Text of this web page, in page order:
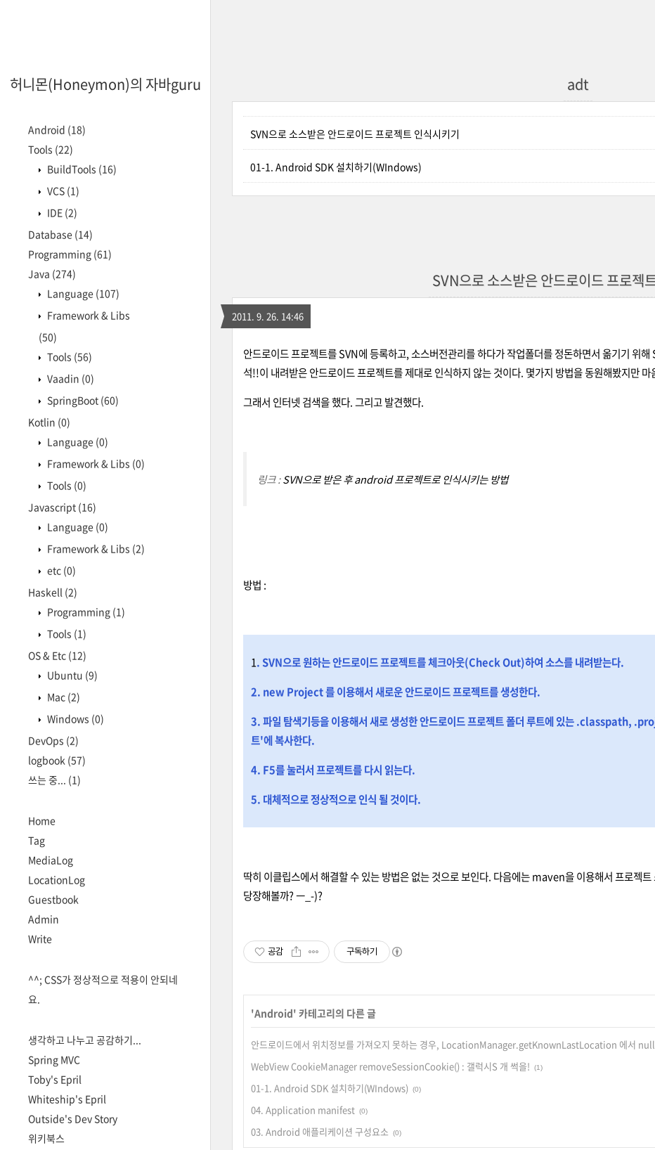
허니몬(Honeymon)의 자바guru
Android (18)
Tools (22)
BuildTools (16)
VCS (1)
IDE (2)
Database (14)
Programming (61)
Java (274)
Language (107)
Framework & Libs
(50)
Tools (56)
Vaadin (0)
SpringBoot (60)
Kotlin (0)
Language (0)
Framework & Libs (0)
Tools (0)
Javascript (16)
Language (0)
Framework & Libs (2)
etc (0)
Haskell (2)
Programming (1)
Tools (1)
OS & Etc (12)
Ubuntu (9)
Mac (2)
Windows (0)
DevOps (2)
logbook (57)
쓰는 중... (1)
Home
Tag
MediaLog
LocationLog
Guestbook
Admin
Write
^^; CSS가 정상적으로 적용이 안되네
요.
생각하고 나누고 공감하기...
Spring MVC
Toby's Epril
Whiteship's Epril
Outside's Dev Story
위키북스
adt
SVN으로 소스받은 안드로이드 프로젝트 인식시키기
01-1. Android SDK 설치하기(WIndows)
SVN으로 소스받은 안드로이드 프로젝
2011. 9. 26. 14:46
안드로이드 프로젝트를 SVN에 등록하고, 소스버전관리를 하다가 작업폴더를 정돈하면서 옮기기 위
석!!이 내려받은 안드로이드 프로젝트를 제대로 인식하지 않는 것이다. 몇가지 방법을 동원해봤지만 마
그래서 인터넷 검색을 했다. 그리고 발견했다.
링크 :SVN으로 받은 후 android 프로젝트로 인식시키는 방법
방법 :
1. SVN으로 원하는 안드로이드 프로젝트를 체크아웃(Check Out)하여 소스를 내려받는다.
2. new Project 를 이용해서 새로운 안드로이드 프로젝트를 생성한다.
3. 파일 탐색기등을 이용해서 새로 생성한 안드로이드 프로젝트 폴더 루트에 있는 .classpath,
트'에 복사한다.
4. F5를 눌러서 프로젝트를 다시 읽는다.
5. 대체적으로 정상적으로 인식 될 것이다.
딱히 이클립스에서 해결할 수 있는 방법은 없는 것으로 보인다. 다음에는 maven을 이용해서 프로젝
당장해볼까? ㅡ_-)?
공감 구독하기
'Android' 카테고리의 다른 글
안드로이드에서 위치정보를 가져오지 못하는 경우, LocationManager.getKnownLastLocation 에서 null
WebView CookieManager removeSessionCookie() : 갤럭시S 개 썩을!
(1)
01-1. Android SDK 설치하기(WIndows)
(0)
04. Application manifest (0)
03. Android 애플리케이션 구성요소
(0)